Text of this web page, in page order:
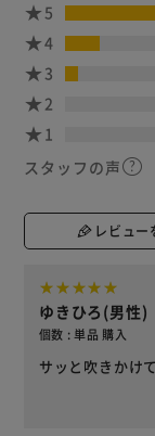
5
4
3
2
1
スタッフの声
レビュー
ゆきひろ(男性)
個数 : 単品 購入
サッと吹きかけ